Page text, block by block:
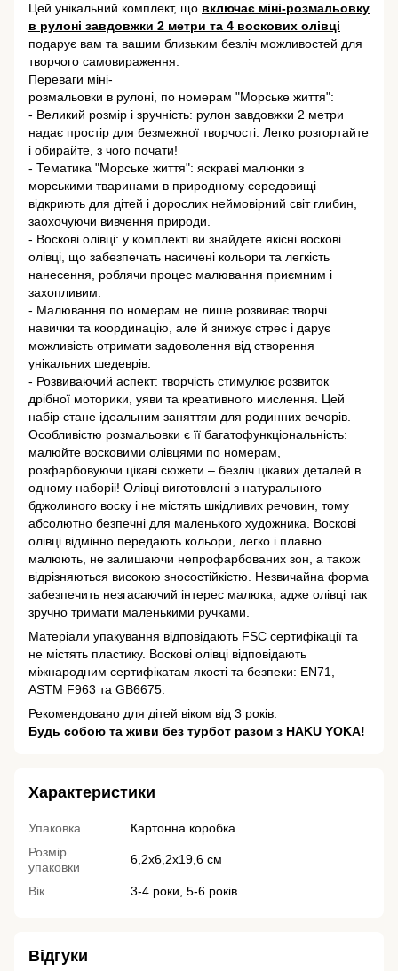
Цей унікальний комплект, що включає міні-розмальовку
в рулоні завдовжки 2 метри та 4 воскових олівці
подарує вам та вашим близьким безліч можливостей для
творчого самовираження.
Переваги міні-
розмальовки в рулоні, по номерам "Морське життя":
- Великий розмір і зручність: рулон завдовжки 2 метри
надає простір для безмежної творчості. Легко розгортайте
і обирайте, з чого почати!
- Тематика "Морське життя": яскраві малюнки з
морськими тваринами в природному середовищі
відкриють для дітей і дорослих неймовірний світ глибин,
заохочуючи вивчення природи.
- Воскові олівці: у комплекті ви знайдете якісні воскові
олівці, що забезпечать насичені кольори та легкість
нанесення, роблячи процес малювання приємним і
захопливим.
- Малювання по номерам не лише розвиває творчі
навички та координацію, але й знижує стрес і дарує
можливість отримати задоволення від створення
унікальних шедеврів.
- Розвиваючий аспект: творчість стимулює розвиток
дрібної моторики, уяви та креативного мислення. Цей
набір стане ідеальним заняттям для родинних вечорів.
Особливістю розмальовки є її багатофункціональність:
малюйте восковими олівцями по номерам,
розфарбовуючи цікаві сюжети – безліч цікавих деталей в
одному наборіі! Олівці виготовлені з натурального
бджолиного воску і не містять шкідливих речовин, тому
абсолютно безпечні для маленького художника. Воскові
олівці відмінно передають кольори, легко і плавно
малюють, не залишаючи непрофарбованих зон, а також
відрізняються високою зносостійкістю. Незвичайна форма
забезпечить незгасаючий інтерес малюка, адже олівці так
зручно тримати маленькими ручками.
Матеріали упакування відповідають FSC сертифікації та
не містять пластику. Воскові олівці відповідають
міжнародним сертифікатам якості та безпеки: EN71,
ASTM F963 та GB6675.
Рекомендовано для дітей віком від 3 років.
Будь собою та живи без турбот разом з HAKU YOKA!
Характеристики
Упаковка
Картонна коробка
Розмір
упаковки
6,2х6,2х19,6 см
Вік 3-4 роки, 5-6 років
Відгуки